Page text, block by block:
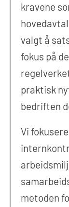
kravene
valgt å
fokus på
praktisk
bedriften
Vi
metoden